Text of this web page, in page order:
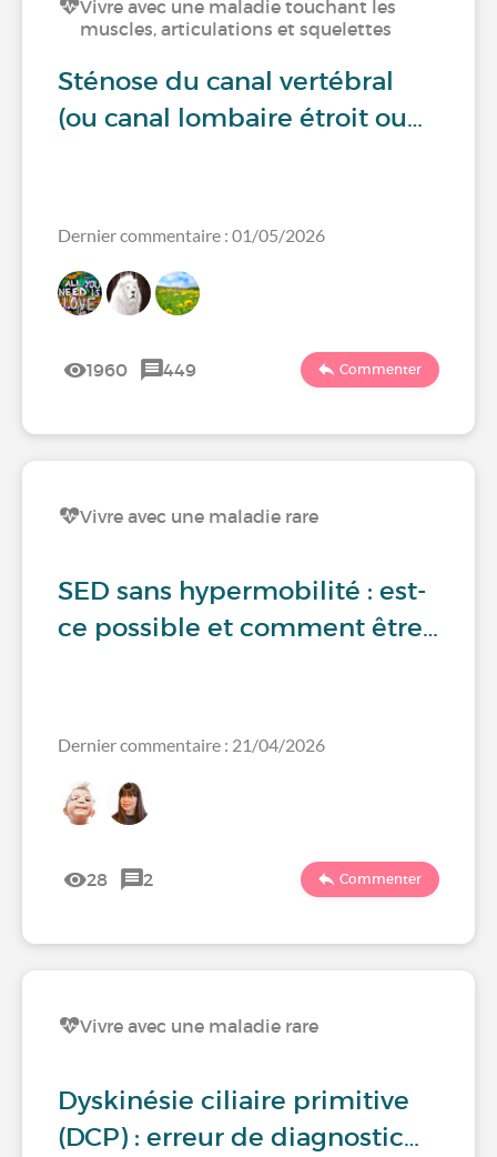
Vivre avec une maladie touchant les
muscles, articulations et squelettes
Sténose du canal vertébral
(ou canal lombaire étroit ou…
Dernier commentaire : 01/05/2026
1960 449 Commenter
Vivre avec une maladie rare
SED sans hypermobilité : est-
ce possible et comment être…
Dernier commentaire : 21/04/2026
28 2 Commenter
Vivre avec une maladie rare
Dyskinésie ciliaire primitive
(DCP) : erreur de diagnostic…